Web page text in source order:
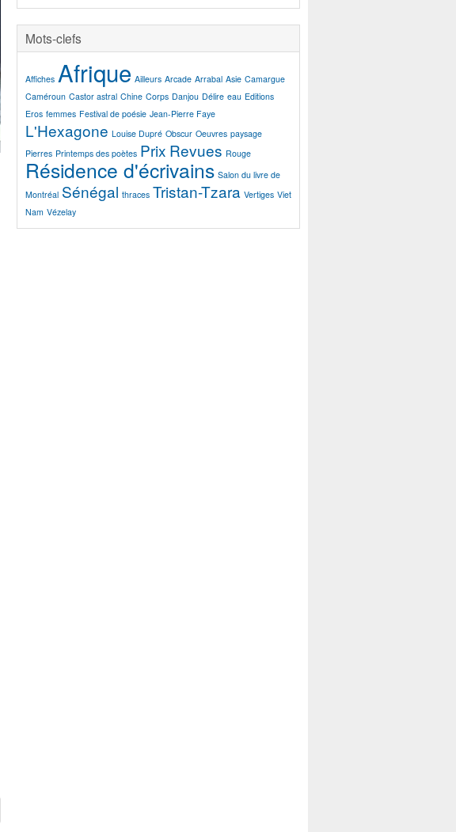
Mots-clefs
Affiches Afrique Ailleurs Arcade Arrabal Asie Camargue
Caméroun Castor astral Chine Corps Danjou Délire eau Editions
Eros femmes Festival de poésie Jean-Pierre Faye
L'Hexagone Louise Dupré Obscur Oeuvres paysage
Pierres Printemps des poètes Prix Revues Rouge
Résidence d'écrivains Salon du livre de
Montréal Sénégal thraces Tristan-Tzara Vertiges Viet
Nam Vézelay